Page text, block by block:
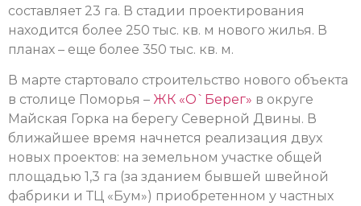
составляет 23 га. В стадии проектирования
находится более 250 тыс. кв. м нового жилья. В
планах – еще более 350 тыс. кв. м.
В марте стартовало строительство нового объекта
в столице Поморья – ЖК «О`Берег» в округе
Майская Горка на берегу Северной Двины. В
ближайшее время начнется реализация двух
новых проектов: на земельном участке общей
площадью 1,3 га (за зданием бывшей швейной
фабрики и ТЦ «Бум») приобретенном у частных